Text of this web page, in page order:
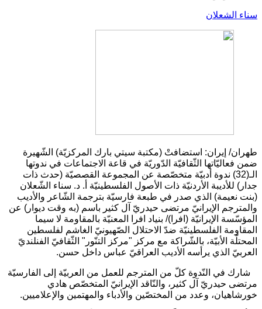
سناء الشعلان
طهران/ إيران: استضافتْ (مكتبة سيتي بارك المركزيّة) الشّهيرة
ضمن فعاليّاتها الثّقافيّة الدّوريّة في قاعة الاجتماعات في ندوتها
الـ(32) ندوة أدبيّة متخصّصة عن المجموعة القصصيّة (حدث ذات
جدار) للأديبة الأردنيّة ذات الأصول الفلسطينيّة أ. د. سناء الشّعلان
(بنت نعيمة) الذي صدر في طبعة فارسيّة بترجمة الشّاعر والأديب
والمترجم الإيرانيّ مرتضى حيدريّ آل كثير باسم (به وقت ديوار) عن
المؤسّسة الإيرانيّة (افرا)/ بنياد افرا المعنيّة بالمقاومة لا سيما
المقاومة الفلسطينيّة ضدّ الاحتلال الصّهيونيّ الغاشم لفلسطين
المحتلّة الأبيّة، بالشّراكة مع مركز "مركز التنّور" الثّقافيّ الفنلنديّ
العربيّ الذي يرأسه الأديب العراقيّ عباس داخل حسن.
شارك في النّدوة كلّ من المترجم للعمل من العربيّة إلى الفارسيّة
مرتضى حيدريّ آل كثير، والنّاقد الإيرانيّ المتخصّص هادي
خورشاهيان، وعدد من المختصّين والأدباء والمهتمين والإعلاميين.